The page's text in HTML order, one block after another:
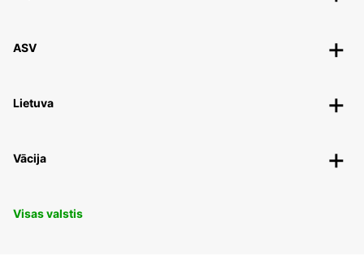
ASV
Lietuva
Vācija
Visas valstis